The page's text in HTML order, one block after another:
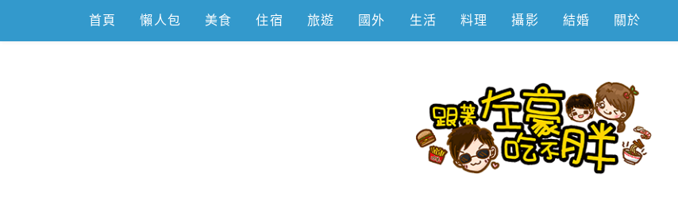
content
首頁 懶人包 美食 住宿 旅遊 國外 生活 料理 攝影 結婚 關於